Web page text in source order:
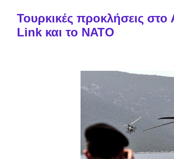
Τουρκικές προκλήσεις
Link και το ΝΑΤΟ